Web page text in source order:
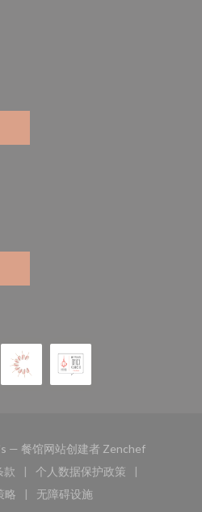
— 餐馆网站创建者 Zenchef((在新窗口
开))
款
((在新窗口中打开))
个人数据保护政策
((在新窗口中打开))
略
在新窗口中打开))
无障碍设施
((在新窗口中打开))